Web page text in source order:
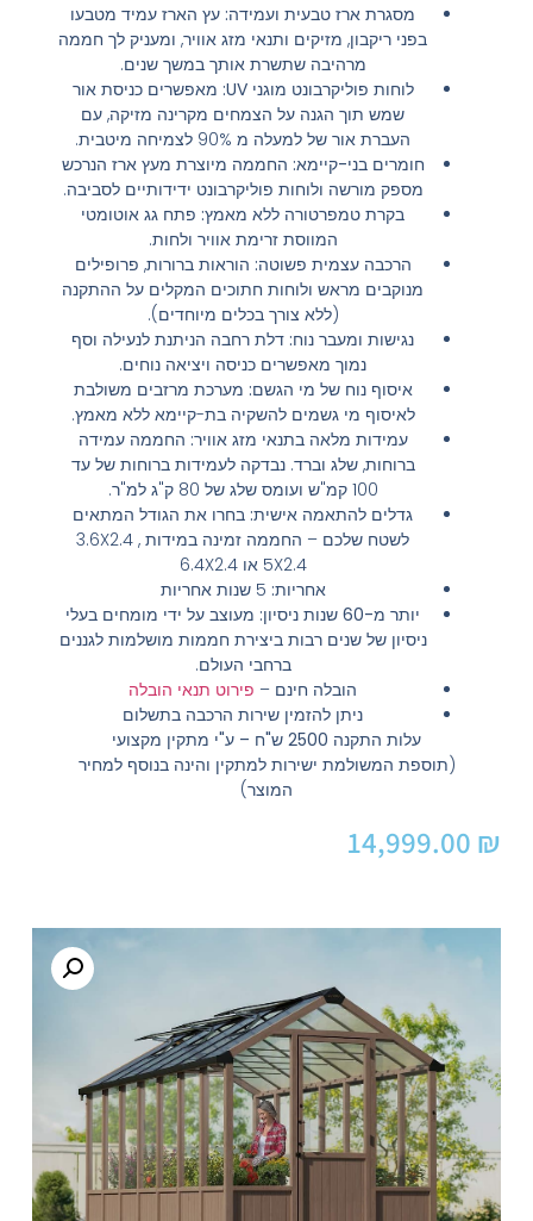
מסגרת ארז טבעית ועמידה: עץ הארז עמיד מטבעו
בפני ריקבון, מזיקים ותנאי מזג אוויר, ומעניק לך חממה
מרהיבה שתשרת אותך במשך שנים.
לוחות פוליקרבונט מוגני UV
: מאפשרים כניסת אור
שמש תוך הגנה על הצמחים מקרינה מזיקה, עם
העברת אור של למעלה מ 90% לצמיחה מיטבית.
חומרים בני-קיימא: החממה מיוצרת מעץ ארז הנרכש
מספק מורשה ולוחות פוליקרבונט ידידותיים לסביבה.
בקרת טמפרטורה ללא מאמץ: פתח גג אוטומטי
המווסת זרימת אוויר ולחות.
הרכבה עצמית פשוטה: הוראות ברורות, פרופילים
מנוקבים מראש ולוחות חתוכים המקלים על ההתקנה
(ללא צורך בכלים מיוחדים).
נגישות ומעבר נוח: דלת רחבה הניתנת לנעילה וסף
נמוך מאפשרים כניסה ויציאה נוחים.
איסוף נוח של מי הגשם: מערכת מרזבים משולבת
לאיסוף מי גשמים להשקיה בת-קיימא ללא מאמץ.
עמידות מלאה בתנאי מזג אוויר: החממה עמידה
ברוחות, שלג וברד. נבדקה לעמידות ברוחות של עד
100 קמ"ש ועומס שלג של 80 ק"ג למ"ר.
גדלים להתאמה אישית: בחרו את הגודל המתאים
לשטח שלכם – החממה זמינה במידות 3.6X2.4 ,
5X2.4 או 6.4X2.4
אחריות:
יותר מ-60 שנות ניסיון
: מעוצב על ידי מומחים בעלי
ניסיון של שנים רבות ביצירת חממות מושלמות לגננים
ברחבי העולם.
הובלה חינם – פירוט תנאי הובלה
ניתן להזמין שירות הרכבה בתשלום
עלות התקנה 2500 ש"ח – ע"י מתקין מקצועי
(תוספת המשולמת ישירות למתקין והינה בנוסף למחיר
המוצר)
14,999.00 ₪